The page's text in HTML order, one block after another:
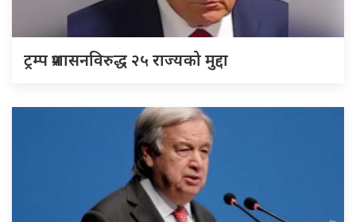
ट्रम्प प्रशासनविरुद्ध २५ राज्यको मुद्दा